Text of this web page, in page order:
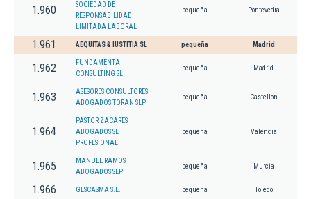
1.960
SOCIEDAD DE
RESPONSABILIDAD
LIMITADA LABORAL
pequeña Pontevedra
1.961 AEQUITAS & IUSTITIA SL pequeña Madrid
1.962
FUNDAMENTA
CONSULTING SL
pequeña Madrid
1.963
ASESORES CONSULTORES
ABOGADOS TORAN SLP
pequeña Castellon
1.964
PASTOR ZACARES
ABOGADOS SL
PROFESIONAL
pequeña Valencia
1.965
MANUEL RAMOS
ABOGADOS SLP
pequeña Murcia
1.966 GESCASMA S.L. pequeña Toledo